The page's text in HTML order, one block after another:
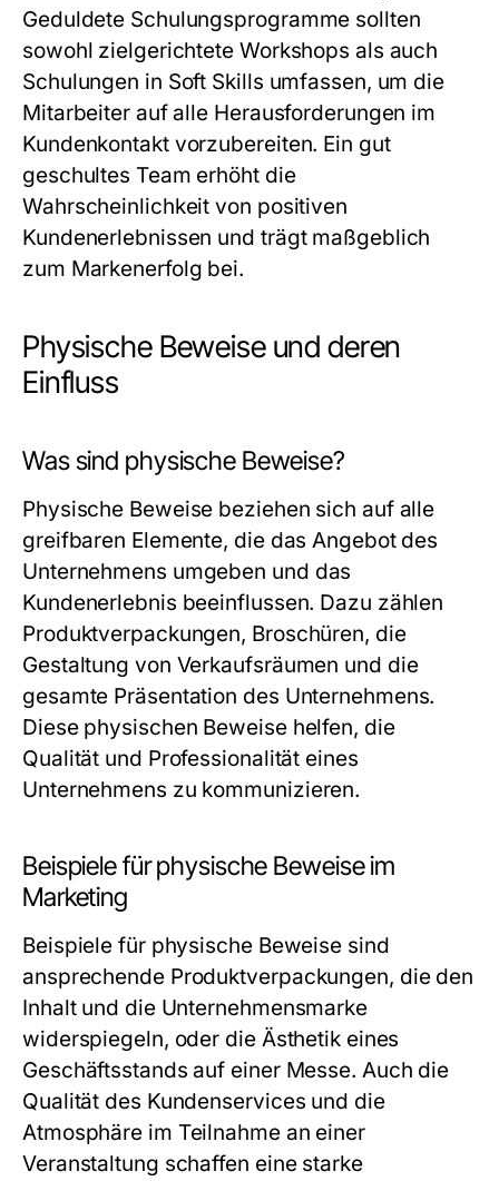
Geduldete Schulungsprogramme sollten
sowohl zielgerichtete Workshops als auch
Schulungen in Soft Skills umfassen, um die
Mitarbeiter auf alle Herausforderungen im
Kundenkontakt vorzubereiten. Ein gut
geschultes Team erhöht die
Wahrscheinlichkeit von positiven
Kundenerlebnissen und trägt maßgeblich
zum Markenerfolg bei.
Physische Beweise und deren
Einfluss
Was sind physische Beweise?
Physische Beweise beziehen sich auf alle
greifbaren Elemente, die das Angebot des
Unternehmens umgeben und das
Kundenerlebnis beeinflussen. Dazu zählen
Produktverpackungen, Broschüren, die
Gestaltung von Verkaufsräumen und die
gesamte Präsentation des Unternehmens.
Diese physischen Beweise helfen, die
Qualität und Professionalität eines
Unternehmens zu kommunizieren.
Beispiele für physische Beweise im
Marketing
Beispiele für physische Beweise sind
ansprechende Produktverpackungen, die den
Inhalt und die Unternehmensmarke
widerspiegeln, oder die Ästhetik eines
Geschäftsstands auf einer Messe. Auch die
Qualität des Kundenservices und die
Atmosphäre im Teilnahme an einer
Veranstaltung schaffen eine starke